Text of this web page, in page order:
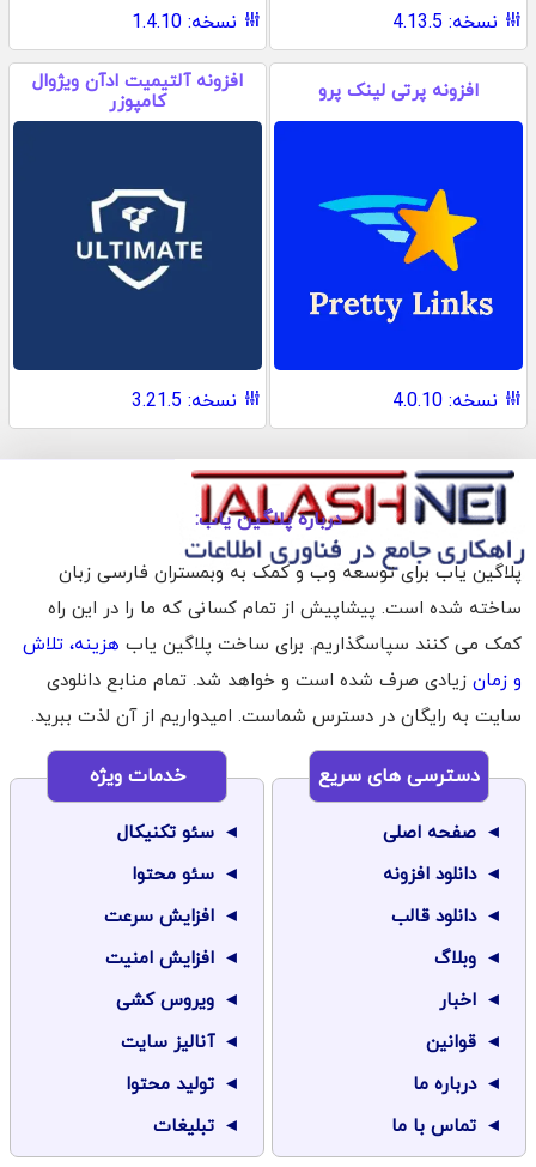
نسخه: 4.13.5 نسخه: 1.4.10
افزونه پرتی لینک پرو
نسخه: 4.0.10
افزونه آلتیمیت ادآن ویژوال
کامپوزر
نسخه: 3.21.5
درباره پلاگین یاب:
پلاگین یاب برای توسعه وب و کمک به وبمستران فارسی زبان
ساخته شده است. پیشاپیش از تمام کسانی که ما را در این راه
کمک می کنند سپاسگذاریم. برای ساخت پلاگین یاب هزینه، تلاش
و زمان زیادی صرف شده است و خواهد شد. تمام منابع دانلودی
سایت به رایگان در دسترس شماست. امیدواریم از آن لذت ببرید.
دسترسی های سریع
صفحه اصلی
دانلود افزونه
دانلود قالب
وبلاگ
اخبار
قوانین
درباره ما
تماس با ما
خدمات ویژه
سئو تکنیکال
سئو محتوا
افزایش سرعت
افزایش امنیت
ویروس کشی
آنالیز سایت
تولید محتوا
تبلیغات